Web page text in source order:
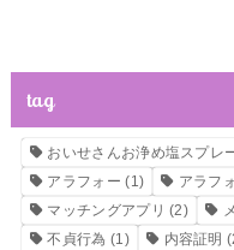
tag
おいせさんお浄め塩スプレ
アラフォー (1) アラフ
マッチングアプリ (2)
不貞行為 (1) 内容証明